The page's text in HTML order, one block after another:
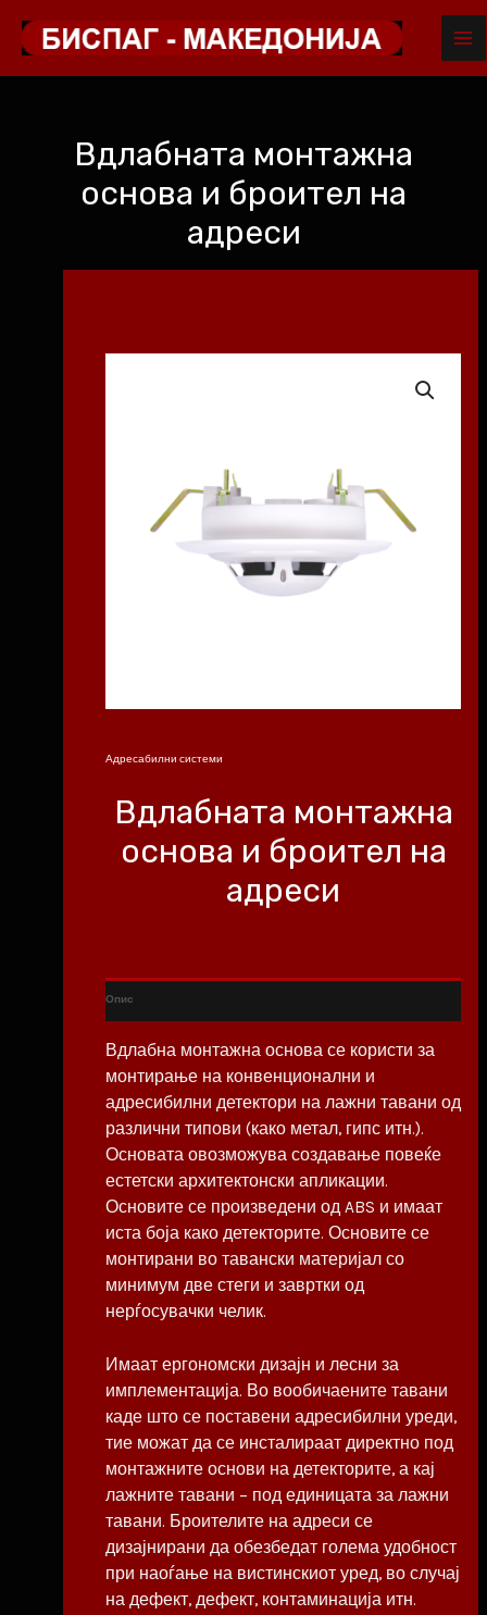
content
Вдлабната монтажна
основа и броител на
адреси
Адресабилни системи
Вдлабната монтажна
основа и броител на
адреси
Опис
Вдлабна монтажна основа се користи за
монтирање на конвенционални и
адресибилни детектори на лажни тавани од
различни типови (како метал, гипс итн.).
Основата овозможува создавање повеќе
естетски архитектонски апликации.
Основите се произведени од ABS и имаат
иста боја како детекторите. Основите се
монтирани во тавански материјал со
минимум две стеги и завртки од
нерѓосувачки челик.
Имаат ергономски дизајн и лесни за
имплементација. Во вообичаените тавани
каде што се поставени адресибилни уреди,
тие можат да се инсталираат директно под
монтажните основи на детекторите, а кај
лажните тавани – под единицата за лажни
тавани. Броителите на адреси се
дизајнирани да обезбедат голема удобност
при наоѓање на вистинскиот уред, во случај
на дефект, дефект, контаминација итн.